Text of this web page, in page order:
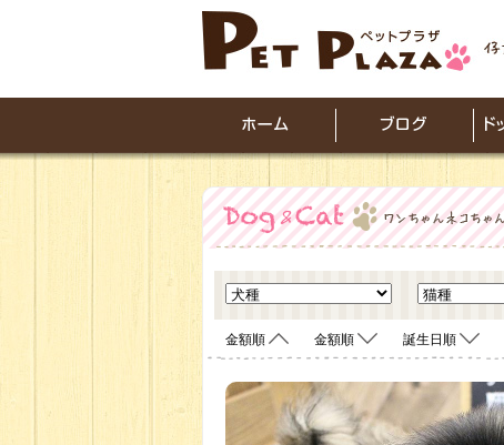
金額順 金額順 誕生日順
<